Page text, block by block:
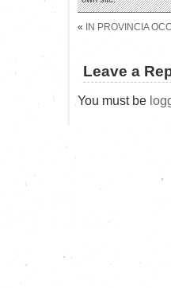
« IN PROVINCIA
Leave a
You must be